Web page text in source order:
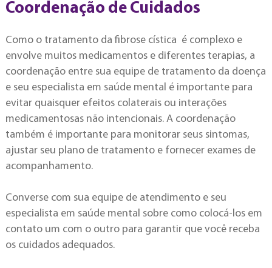
Coordenação de Cuidados
Como o tratamento da fibrose cística é complexo e
envolve muitos medicamentos e diferentes terapias, a
coordenação entre sua equipe de tratamento da doença
e seu especialista em saúde mental é importante para
evitar quaisquer efeitos colaterais ou interações
medicamentosas não intencionais. A coordenação
também é importante para monitorar seus sintomas,
ajustar seu plano de tratamento e fornecer exames de
acompanhamento.
Converse com sua equipe de atendimento e seu
especialista em saúde mental sobre como colocá-los em
contato um com o outro para garantir que você receba
os cuidados adequados.